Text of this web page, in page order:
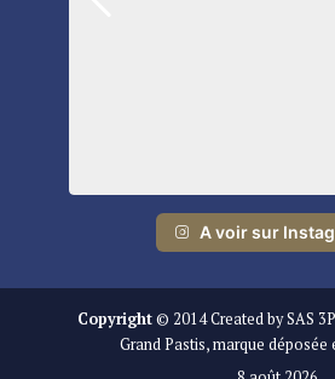
A voir sur
Copyright© 2014 Created by SAS
Grand Pastis, marque déposée